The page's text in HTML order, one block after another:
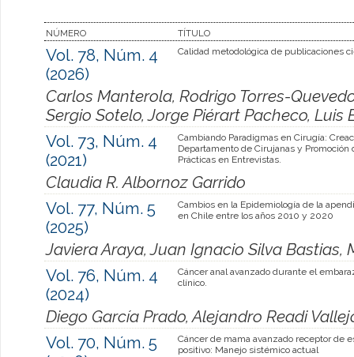
NÚMERO TÍTULO
Vol. 78, Núm. 4
(2026)
Calidad metodológica de publicaciones
Carlos Manterola, Rodrigo Torres-
Sergio Sotelo, Jorge Piérart Pacheco, Luis
Vol. 73, Núm. 4
(2021)
Cambiando Paradigmas en Cirugía:
Departamento de Cirujanas y Promoción
Prácticas en Entrevistas.
Claudia R. Albornoz Garrido
Vol. 77, Núm. 5
(2025)
Cambios en la Epidemiología de la
en Chile entre los años 2010 y 2020
Javiera Araya, Juan Ignacio Silva Bastias,
Vol. 76, Núm. 4
(2024)
Cáncer anal avanzado durante el
clínico.
Diego García Prado, Alejandro Readi
Vol. 70, Núm. 5
Cáncer de mama avanzado receptor de
positivo: Manejo sistémico actual